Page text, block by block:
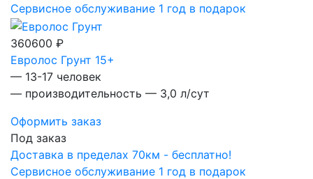
Сервисное обслуживание 1 год в подарок
360600 ₽
Евролос Грунт 15+
— 13-17 человек
— производительность — 3,0 л/сут
Оформить заказ
Под заказ
Доставка в пределах 70км - бесплатно!
Сервисное обслуживание 1 год в подарок